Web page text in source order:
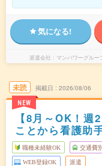
気になる!
派遣会社 マンパワーグル
未読
NEW
掲載日 2026/08/06
【8月～OK！週
ことから看護助
職種未経験OK 交通費
WEB登録OK 派遣